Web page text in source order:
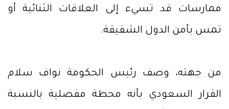
ممارسات قد تسيء إلى العلاقات الثنائية أو
تمس بأمن الدول الشقيقة.
من جهته، وصف رئيس الحكومة نواف سلام
القرار السعودي بأنه محطة مفصلية بالنسبة